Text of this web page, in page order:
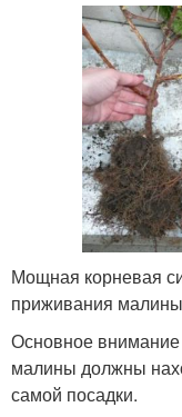
Мощная корневая
приживания малины
Основное
малины должны
самой посадки.